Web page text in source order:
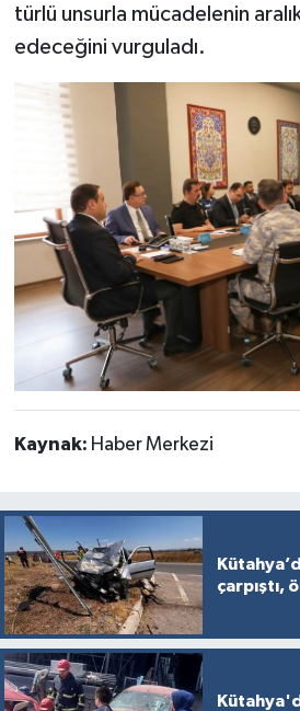
türlü unsurla mücadelenin
edeceğini vurguladı.
Kaynak: Haber Merkezi
çarpıştı,